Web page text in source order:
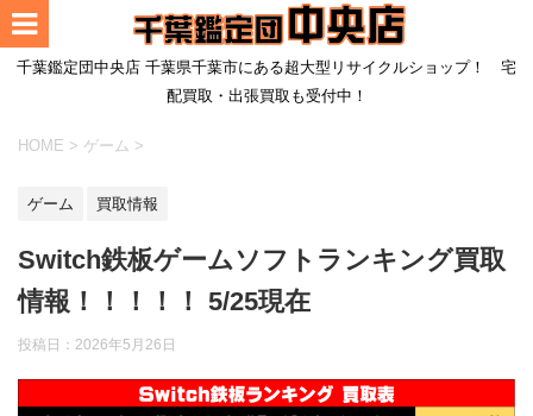
千葉鑑定団中央店 千葉県千葉市にある超大型リサイクルショップ！ 宅
配買取・出張買取も受付中！
HOME > ゲーム >
ゲーム 買取情報
Switch鉄板ゲームソフトランキング買取
情報！！！！！ 5/25現在
投稿日： 2026年5月26日